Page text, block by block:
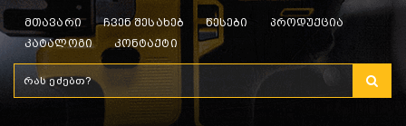
მთავარი ჩვენ შესახებ წესები
პროდუქცია
კატალოგი
კონტაქტი